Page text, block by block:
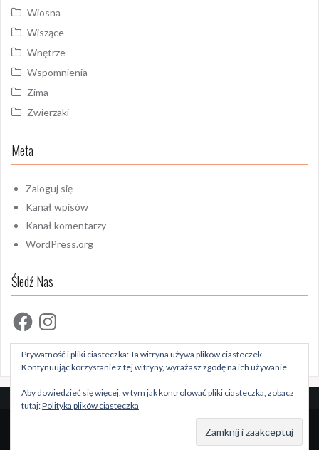
Wiosna
Wiszące
Wnętrze
Wspomnienia
Zima
Zwierzaki
Meta
Zaloguj się
Kanał wpisów
Kanał komentarzy
WordPress.org
Śledź Nas
FacebookInstagram
Szablon: Oriaby
Prywatność i pliki ciasteczka: Ta witryna używa plików ciasteczek.
Kontynuując korzystanie z tej witryny, wyrażasz zgodę na ich używanie.
Aby dowiedzieć się więcej, w tym jak kontrolować pliki ciasteczka, zobacz
tutaj:Polityka plików ciasteczka